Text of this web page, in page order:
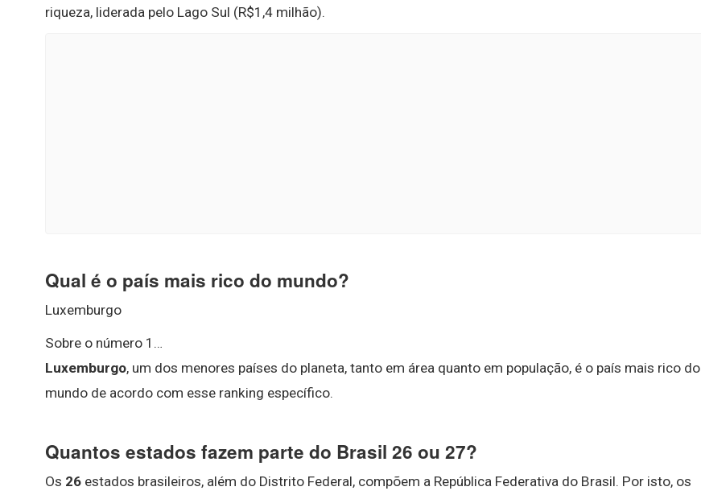
riqueza, liderada pelo Lago Sul (R$1,4 milhão).
Qual é o país mais rico do mundo?
Luxemburgo
Sobre o número 1…
Luxemburgo, um dos menores países do planeta, tanto em área quanto em população, é o país mais rico do
mundo de acordo com esse ranking específico.
Quantos estados fazem parte do Brasil 26 ou 27?
Os 26 estados brasileiros, além do Distrito Federal, compõem a República Federativa do Brasil. Por isto, os